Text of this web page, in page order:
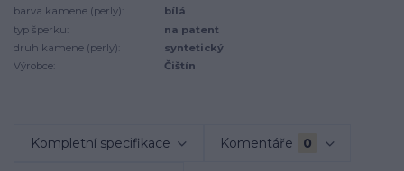
barva kamene (perly):
bílá
typ šperku:
na patent
druh kamene (perly):
syntetický
Výrobce:
Čištín
Kompletní specifikace Komentáře 0